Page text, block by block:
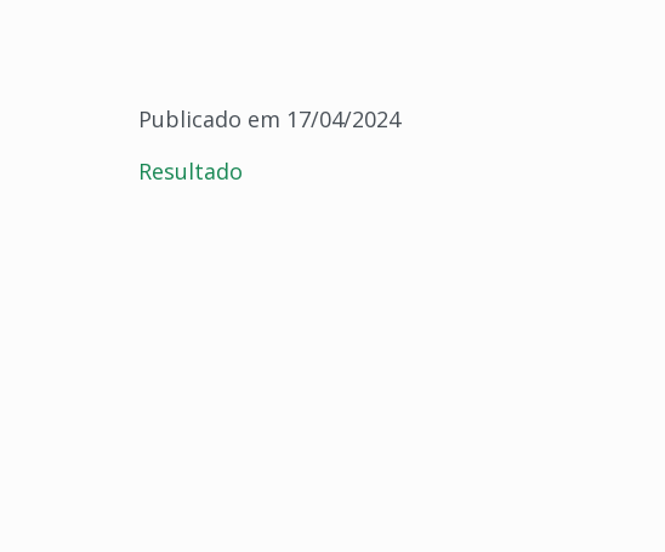
Publicado em 17/04/2024
Resultado